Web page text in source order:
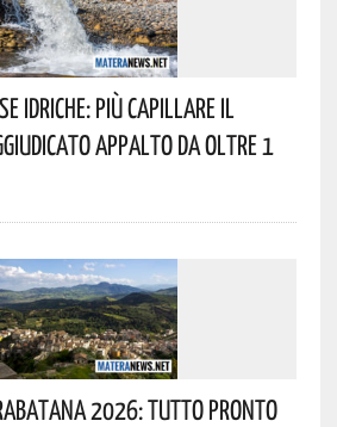
Idriche: Più Capillare Il
Appalto Da Oltre 1
2026: Tutto Pronto